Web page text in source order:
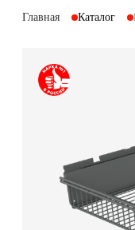
Главная Каталог